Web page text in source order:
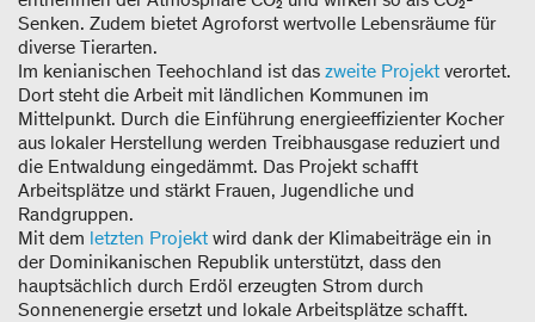
Senken. Zudem bietet Agroforst wertvolle Lebensräume für
diverse Tierarten.
Im kenianischen Teehochland ist das zweite Projekt verortet.
Dort steht die Arbeit mit ländlichen Kommunen im
Mittelpunkt. Durch die Einführung energieeffizienter Kocher
aus lokaler Herstellung werden Treibhausgase reduziert und
die Entwaldung eingedämmt. Das Projekt schafft
Arbeitsplätze und stärkt Frauen, Jugendliche und
Randgruppen.
Mit dem letzten Projekt wird dank der Klimabeiträge ein in
der Dominikanischen Republik unterstützt, dass den
hauptsächlich durch Erdöl erzeugten Strom durch
Sonnenenergie ersetzt und lokale Arbeitsplätze schafft.